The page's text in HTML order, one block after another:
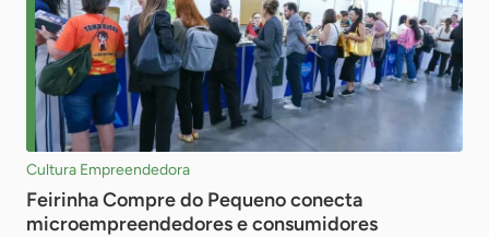
Cultura Empreendedora
Feirinha Compre do Pequeno conecta
microempreendedores e consumidores